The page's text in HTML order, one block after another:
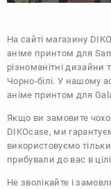
На сайті магазину
аніме принтом для
різноманітні дизайни
Чорно-білі. У нашому
аніме принтом для
Якщо ви замовите
DIKOcase, ми
використовуємо
прибували до вас в
Не зволікайте і